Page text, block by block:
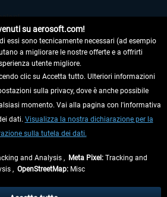
su aerosoft.com!
essi sono tecnicamente necessari (ad esempio
a migliorare le nostre offerte e a offrirti
utente migliore.
clic su Accetta tutto. Ulteriori informazioni
sulla privacy, dove è anche possibile
momento. Vai alla pagina con l'informativa
dati. Visualizza la nostra dichiarazione per la
sulla tutela dei dati.
and Analysis , Meta Pixel: Tracking and
, OpenStreetMap:Misc